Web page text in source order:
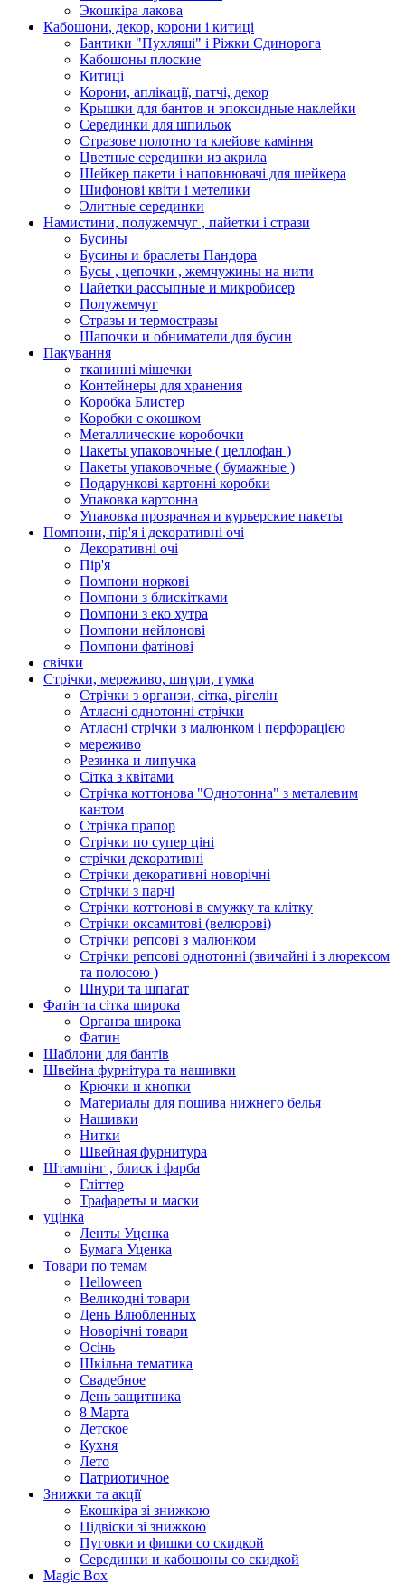
Экошкiра лакова
Кабошони, декор, корони і китиці
Бантики "Пухляші" і Ріжки Єдинорога
Кабошоны плоские
Китиці
Корони, аплікації, патчі, декор
Крышки для бантов и эпоксидные наклейки
Серединки для шпильок
Стразове полотно та клейове каміння
Цветные серединки из акрила
Шейкер пакети і наповнювачі для шейкера
Шифонові квіти і метелики
Элитные серединки
Намистини, полужемчуг , пайетки і стрази
Бусины
Бусины и браслеты Пандора
Бусы , цепочки , жемчужины на нити
Пайетки рассыпные и микробисер
Полужемчуг
Стразы и термостразы
Шапочки и обниматели для бусин
Пакування
тканинні мішечки
Контейнеры для хранения
Коробка Блистер
Коробки с окошком
Металлические коробочки
Пакеты упаковочные ( целлофан )
Пакеты упаковочные ( бумажные )
Подарункові картонні коробки
Упаковка картонна
Упаковка прозрачная и курьерские пакеты
Помпони, пір'я і декоративні очі
Декоративні очі
Пір'я
Помпони норкові
Помпони з блискітками
Помпони з еко хутра
Помпони нейлонові
Помпони фатінові
свічки
Стрічки, мереживо, шнури, гумка
Стрічки з органзи, сітка, рігелін
Атласні однотонні стрічки
Атласні стрічки з малюнком і перфорацією
мереживо
Резинка и липучка
Сітка з квітами
Стрічка коттонова "Однотонна" з металевим
кантом
Стрічка прапор
Стрічки по супер ціні
стрічки декоративні
Стрічки декоративні новорічні
Стрічки з парчі
Стрічки коттонові в смужку та клітку
Стрічки оксамитові (велюрові)
Стрічки репсові з малюнком
Стрічки репсові однотонні (звичайні і з люрексом
та полосою )
Шнури та шпагат
Фатін та сітка широка
Органза широка
Фатин
Шаблони для бантів
Швейна фурнітура та нашивки
Крючки и кнопки
Материалы для пошива нижнего белья
Нашивки
Нитки
Швейная фурнитура
Штампінг , блиск і фарба
Гліттер
Трафареты и маски
уцінка
Ленты Уценка
Бумага Уценка
Товари по темам
Helloween
Великодні товари
День Влюбленных
Новорічні товари
Осінь
Шкільна тематика
Свадебное
День защитника
8 Марта
Детское
Кухня
Лето
Патриотичное
Знижки та акції
Екошкіра зі знижкою
Підвіски зі знижкою
Пуговки и фишки со скидкой
Серединки и кабошоны со скидкой
Magic Box